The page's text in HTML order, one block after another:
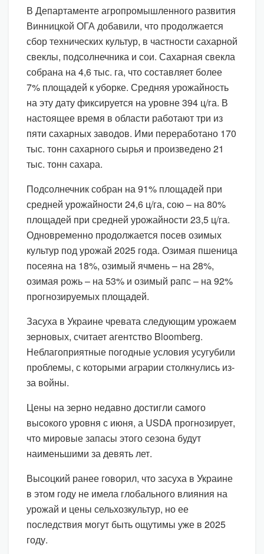
В Департаменте агропромышленного развития
Винницкой ОГА добавили, что продолжается
сбор технических культур, в частности сахарной
свеклы, подсолнечника и сои. Сахарная свекла
собрана на 4,6 тыс. га, что составляет более
7% площадей к уборке. Средняя урожайность
на эту дату фиксируется на уровне 394 ц/га. В
настоящее время в области работают три из
пяти сахарных заводов. Ими переработано 170
тыс. тонн сахарного сырья и произведено 21
тыс. тонн сахара.
Подсолнечник собран на 91% площадей при
средней урожайности 24,6 ц/га, сою – на 80%
площадей при средней урожайности 23,5 ц/га.
Одновременно продолжается посев озимых
культур под урожай 2025 года. Озимая пшеница
посеяна на 18%, озимый ячмень – на 28%,
озимая рожь – на 53% и озимый рапс – на 92%
прогнозируемых площадей.
Засуха в Украине чревата следующим урожаем
зерновых, считает агентство Bloomberg.
Неблагоприятные погодные условия усугубили
проблемы, с которыми аграрии столкнулись из-
за войны.
Цены на зерно недавно достигли самого
высокого уровня с июня, а USDA прогнозирует,
что мировые запасы этого сезона будут
наименьшими за девять лет.
Высоцкий ранее говорил, что засуха в Украине
в этом году не имела глобального влияния на
урожай и цены сельхозкультур, но ее
последствия могут быть ощутимы уже в 2025
году.